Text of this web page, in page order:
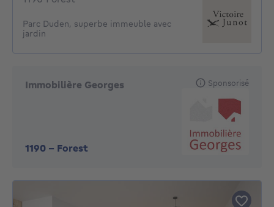
Parc Duden, superbe immeuble avec
jardin
Immobilière Georges
1190 - Forest
Sponsorisé